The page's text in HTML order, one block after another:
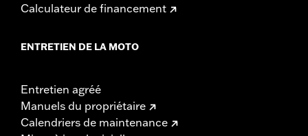
Calculateur de financement
ENTRETIEN DE LA MOTO
Entretien agréé
Manuels du propriétaire
Calendriers de maintenance